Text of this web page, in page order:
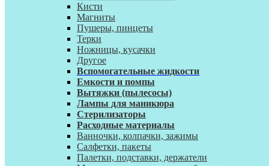
Кисти
Магниты
Пушеры, пинцеты
Терки
Ножницы, кусачки
Другое
Вспомогательные жидкости
Емкости и помпы
Вытяжки (пылесосы)
Лампы для маникюра
Стерилизаторы
Расходные материалы
Ванночки, колпачки, зажимы
Салфетки, пакеты
Палетки, подставки, держатели